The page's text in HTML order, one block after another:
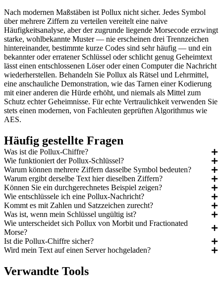
Nach modernen Maßstäben ist Pollux nicht sicher. Jedes Symbol
über mehrere Ziffern zu verteilen vereitelt eine naive
Häufigkeitsanalyse, aber der zugrunde liegende Morsecode erzwingt
starke, wohlbekannte Muster — nie erscheinen drei Trennzeichen
hintereinander, bestimmte kurze Codes sind sehr häufig — und ein
bekannter oder erratener Schlüssel oder schlicht genug Geheimtext
lässt einen entschlossenen Löser oder einen Computer die Nachricht
wiederherstellen. Behandeln Sie Pollux als Rätsel und Lehrmittel,
eine anschauliche Demonstration, wie das Tarnen einer Kodierung
mit einer anderen die Hürde erhöht, und niemals als Mittel zum
Schutz echter Geheimnisse. Für echte Vertraulichkeit verwenden Sie
stets einen modernen, von Fachleuten geprüften Algorithmus wie
AES.
Häufig gestellte Fragen
Was ist die Pollux-Chiffre?
Wie funktioniert der Pollux-Schlüssel?
Warum können mehrere Ziffern dasselbe Symbol bedeuten?
Warum ergibt derselbe Text hier dieselben Ziffern?
Können Sie ein durchgerechnetes Beispiel zeigen?
Wie entschlüssele ich eine Pollux-Nachricht?
Kommt es mit Zahlen und Satzzeichen zurecht?
Was ist, wenn mein Schlüssel ungültig ist?
Wie unterscheidet sich Pollux von Morbit und Fractionated
Morse?
Ist die Pollux-Chiffre sicher?
Wird mein Text auf einen Server hochgeladen?
Verwandte Tools